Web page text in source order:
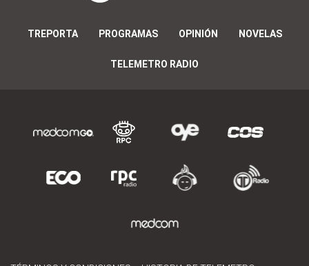
TREPORTA PROGRAMAS OPINIÓN NOVELAS
TELEMETRO RADIO